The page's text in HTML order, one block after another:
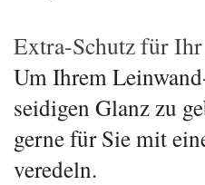
Extra-Schutz für
Um Ihrem
seidigen Glanz zu
gerne für Sie mit
veredeln.